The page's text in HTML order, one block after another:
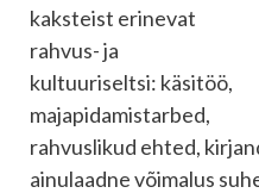
kaksteist erinevat
rahvus- ja
kultuuriseltsi: käsitöö,
majapidamistarbed,
rahvuslikud ehted,
ainulaadne võimalus